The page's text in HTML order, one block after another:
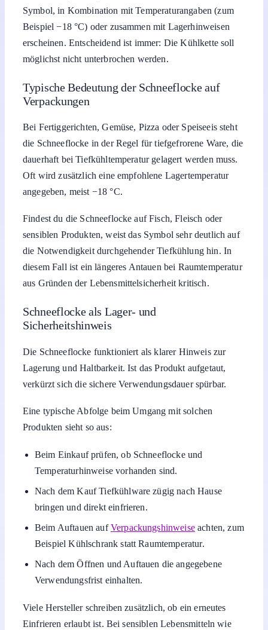
Symbol, in Kombination mit Temperaturangaben (zum
Beispiel −18 °C) oder zusammen mit Lagerhinweisen
erscheinen. Entscheidend ist immer: Die Kühlkette soll
möglichst nicht unterbrochen werden.
Typische Bedeutung der Schneeflocke auf
Verpackungen
Bei Fertiggerichten, Gemüse, Pizza oder Speiseeis steht
die Schneeflocke in der Regel für tiefgefrorene Ware, die
dauerhaft bei Tiefkühltemperatur gelagert werden muss.
Oft wird zusätzlich eine empfohlene Lagertemperatur
angegeben, meist −18 °C.
Findest du die Schneeflocke auf Fisch, Fleisch oder
sensiblen Produkten, weist das Symbol sehr deutlich auf
die Notwendigkeit durchgehender Tiefkühlung hin. In
diesem Fall ist ein längeres Antauen bei Raumtemperatur
aus Gründen der Lebensmittelsicherheit kritisch.
Schneeflocke als Lager- und
Sicherheitshinweis
Die Schneeflocke funktioniert als klarer Hinweis zur
Lagerung und Haltbarkeit. Ist das Produkt aufgetaut,
verkürzt sich die sichere Verwendungsdauer spürbar.
Eine typische Abfolge beim Umgang mit solchen
Produkten sieht so aus:
Beim Einkauf prüfen, ob Schneeflocke und
Temperaturhinweise vorhanden sind.
Nach dem Kauf Tiefkühlware zügig nach Hause
bringen und direkt einfrieren.
Beim Auftauen aufVerpackungshinweiseachten, zum
Beispiel Kühlschrank statt Raumtemperatur.
Nach dem Öffnen und Auftauen die angegebene
Verwendungsfrist einhalten.
Viele Hersteller schreiben zusätzlich, ob ein erneutes
Einfrieren erlaubt ist. Bei sensiblen Lebensmitteln wie